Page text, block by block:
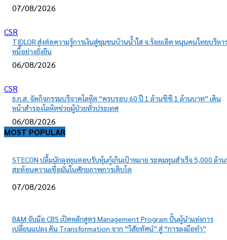
07/08/2026
CSR
TIDLOR ส่งต่อความรู้การเงินสู่ชุมชนบ้านน้ำใส จ.ร้อยเอ็ด หนุนคนไทยบริหา
หนี้อย่างยั่งยืน
06/08/2026
CSR
ธ.ก.ส. จัดกิจกรรมบริจาคโลหิต “ครบรอบ 60 ปี 1 ล้านซีซี 1 ล้านบาท” เดิน
หน้าสำรองโลหิตช่วยผู้ป่วยทั่วประเทศ
06/08/2026
MOST POPULAR
STECON ปลื้มนักลงทุนตอบรับหุ้นกู้เกินเป้าหมาย ระดมทุนสำเร็จ 5,000 ล้า
สะท้อนความเชื่อมั่นในศักยภาพการเติบโต
07/08/2026
BAM จับมือ CBS เปิดหลักสูตร Management Program ปั้นผู้นำแห่งการ
เปลี่ยนแปลง ดัน Transformation จาก “วิสัยทัศน์” สู่ “การลงมือทำ”